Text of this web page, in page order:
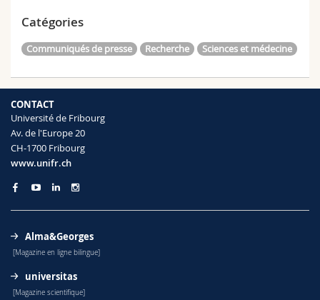
Catégories
Communiqués de presse Recherche Sciences et médecine
CONTACT
Université de Fribourg
Av. de l'Europe 20
CH-1700 Fribourg
www.unifr.ch
Alma&Georges
[Magazine en ligne bilingue]
universitas
[Magazine scientifique]